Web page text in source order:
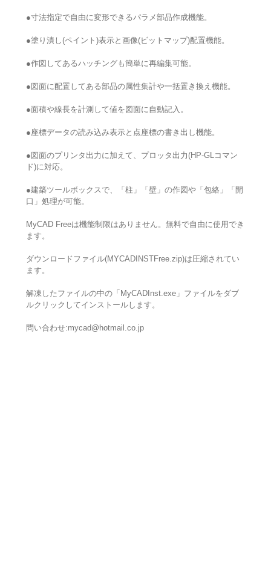
●寸法指定で自由に変形できるパラメ部品作成機能。
●塗り潰し(ペイント)表示と画像(ビットマップ)配置機能。
●作図してあるハッチングも簡単に再編集可能。
●図面に配置してある部品の属性集計や一括置き換え機能。
●面積や線長を計測して値を図面に自動記入。
●座標データの読み込み表示と点座標の書き出し機能。
●図面のプリンタ出力に加えて、プロッタ出力(HP-GLコマン
ド)に対応。
●建築ツールボックスで、「柱」「壁」の作図や「包絡」「開
口」処理が可能。
MyCAD Freeは機能制限はありません。無料で自由に使用でき
ます。
ダウンロードファイル(MYCADINSTFree.zip)は圧縮されてい
ます。
解凍したファイルの中の「MyCADInst.exe」ファイルをダブ
ルクリックしてインストールします。
問い合わせ:mycad@hotmail.co.jp